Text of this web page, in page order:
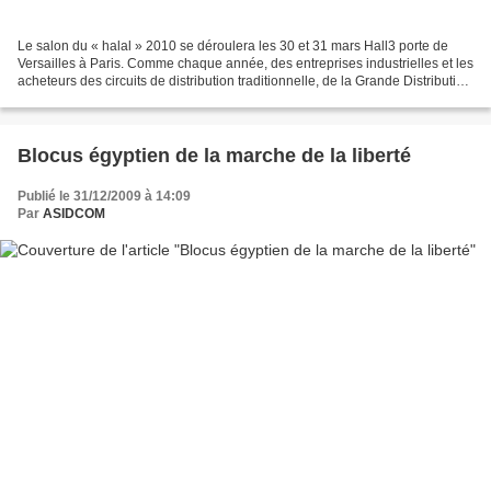
Le salon du « halal » 2010 se déroulera les 30 et 31 mars Hall3 porte de
Versailles à Paris. Comme chaque année, des entreprises industrielles et les
acheteurs des circuits de distribution traditionnelle, de la Grande Distribution
Blocus égyptien de la marche de la liberté
Publié le 31/12/2009 à 14:09
Par ASIDCOM